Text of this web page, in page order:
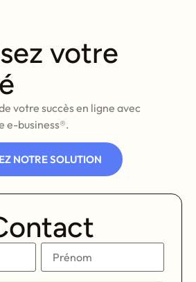
votre
votre succès en ligne avec
e-business®.
NOTRE SOLUTION